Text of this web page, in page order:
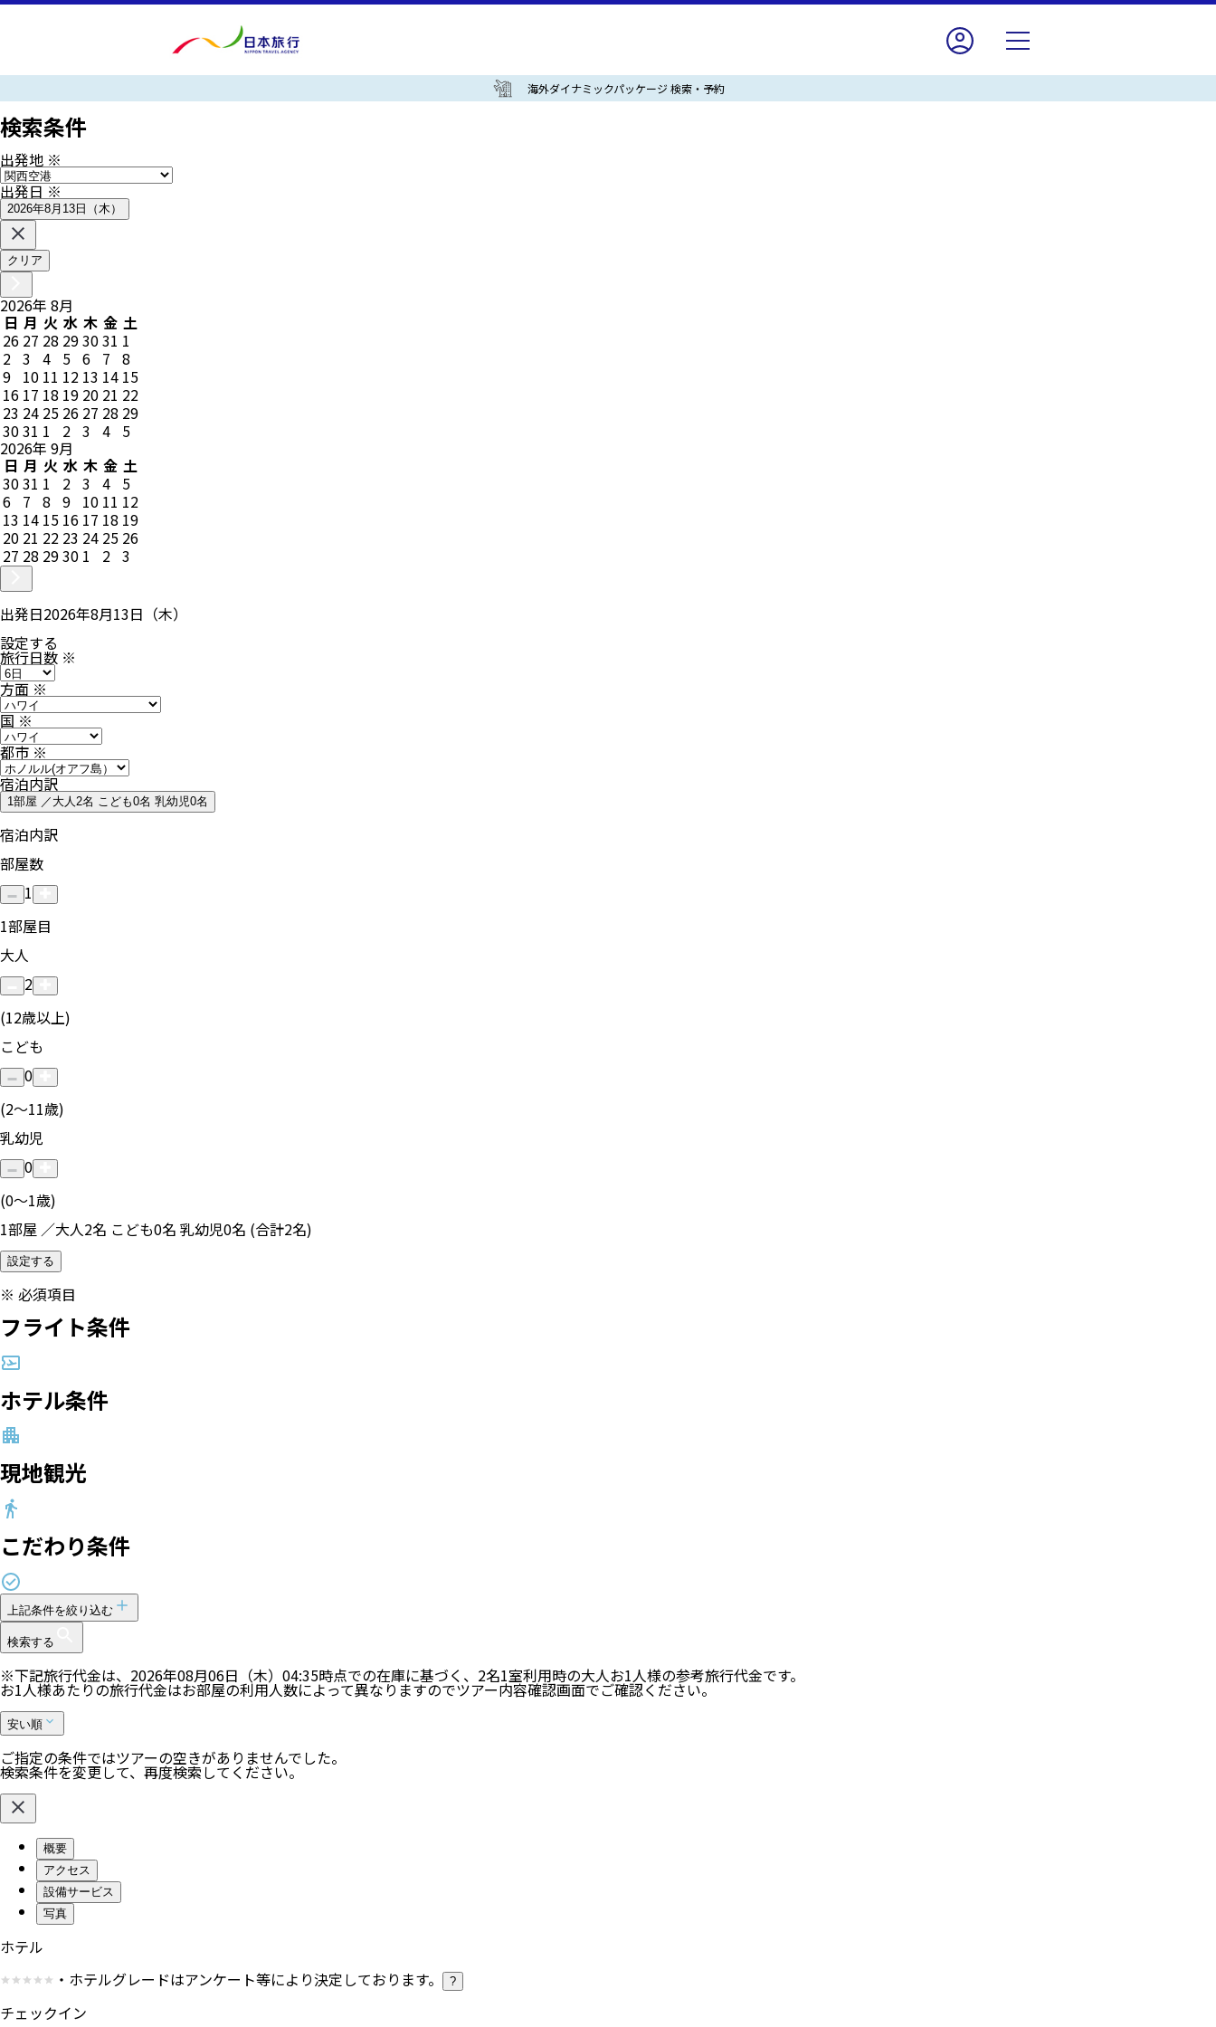
海外ダイナミックパッケージ 検索・予約
検索条件
出発地 ※
出発日※
2026年8月13日（木）
クリア
2026年 8月
日 月 火 水 木 金 土
26 27 28 293031 1
2 3 4 5 6 7 8
9 10 11 12 13 14 15
16 17 18 19 20 21 22
23 24 25 26 27 28 29
3031 1 2 3 4 5
2026年 9月
日 月 火 水 木 金 土
3031 1 2 3 4 5
6 7 8 9 10 11 12
13 14 15 16 17 18 19
20 21 22 23 24 25 26
27 28 2930 1 2 3
出発日2026年8月13日（木）
設定する
旅行日数 ※
方面※
国※
都市※
宿泊内訳
1部屋 ／大人2名 こども0名 乳幼児0名
宿泊内訳
部屋数
1
1部屋目
大人
2
(12歳以上)
こども
0
(2〜11歳)
乳幼児
0
(0〜1歳)
1部屋 ／大人2名 こども0名 乳幼児0名 (合計2名)
設定する
※ 必須項目
フライト条件
ホテル条件
現地観光
こだわり条件
上記条件を絞り込む
検索する
※下記旅行代金は、 2026年08月06日（木）04:35時点での在庫に基づく、 2名1室利用時の大人お1人様の参考旅行代金です。
お1人様あたりの旅行代金はお部屋の利用人数によって異なりますのでツアー内容確認画面でご確認ください。
安い順
ご指定の条件ではツアーの空きがありませんでした。
検索条件を変更して、再度検索してください。
概要
アクセス
設備サービス
写真
ホテル
・ホテルグレードはアンケート等により決定しております。
?
チェックイン